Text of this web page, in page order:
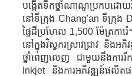
បង្កើតទឹកថ្នាំណាណូប្រកបដោយវិ
នៅទីក្រុង Chang'an ទីក្រុង
ផ្ទៃដីប្រហែល 1,500 ម៉ែត្រកា
នៅក្នុងវិស្វករស្រាវជ្រាវ និងអ
ថ្នាំពេញលេញ ជាមួយនឹងការរីក
Inkjet និងការអភិវឌ្ឍន៍ផលិ